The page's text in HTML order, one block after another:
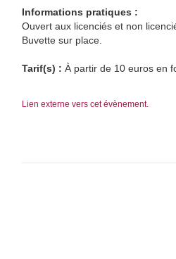
Informations pratiques :
Ouvert aux licenciés et non
Buvette sur place.
Tarif(s) : À partir de 10 euros en
Lien externe vers cet évènement.